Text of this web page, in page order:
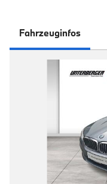
Fahrzeuginfos